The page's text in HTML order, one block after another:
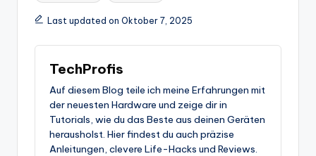
Last updated on Oktober 7, 2025
TechProfis
Auf diesem Blog teile ich meine Erfahrungen mit
der neuesten Hardware und zeige dir in
Tutorials, wie du das Beste aus deinen Geräten
herausholst. Hier findest du auch präzise
Anleitungen, clevere Life-Hacks und Reviews.